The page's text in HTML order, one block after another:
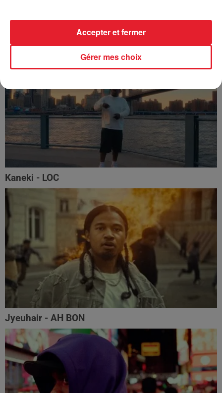
Franglish & Keblack - Génération Impolie
Kaneki - LOC
Jyeuhair - AH BON
Gérer mes choix
Accepter et fermer